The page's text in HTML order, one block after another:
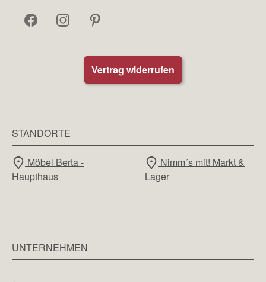
Vertrag widerrufen
STANDORTE
Möbel Berta -
Haupthaus
Nimm´s mit! Markt &
Lager
UNTERNEHMEN